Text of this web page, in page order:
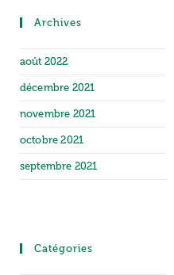
Archives
août 2022
décembre 2021
novembre 2021
octobre 2021
septembre 2021
Catégories